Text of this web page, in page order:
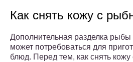
Как снять кожу с
Дополнительная разделка
может потребоваться для
блюд. Перед тем, как снять